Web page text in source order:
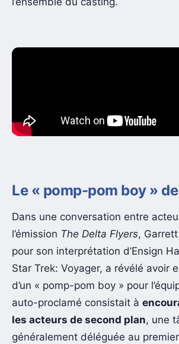
Le « pomp-pom boy »
Dans une conversation entre
l’émission The Delta Flyers,
pour son interprétation d’Ensign
Star Trek: Voyager, a révélé avoir
d’un « pomp-pom boy » pour
auto-proclamé consistait à
les acteurs de second plan, une
généralement déléguée au